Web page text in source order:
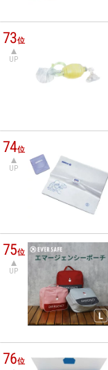
73位
UP
74位
UP
75位
UP
76位